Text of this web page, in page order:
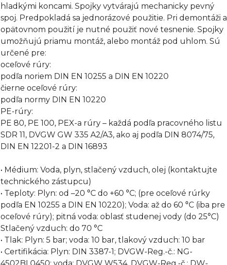
hladkými koncami. Spojky vytvárajú mechanicky pevný
spoj. Predpokladá sa jednorázové použitie. Pri demontáži a
opätovnom použití je nutné použiť nové tesnenie. Spojky
umožňujú priamu montáž, alebo montáž pod uhlom. Sú
určené pre:
oceľové rúry:
podľa noriem DIN EN 10255 a DIN EN 10220
čierne oceľové rúry:
podľa normy DIN EN 10220
PE-rúry:
PE 80, PE 100, PEX-a rúry – každá podľa pracovného listu
SDR 11, DVGW GW 335 A2/A3, ako aj podľa DIN 8074/75,
DIN EN 12201-2 a DIN 16893
• Médium: Voda, plyn, stlačený vzduch, olej (kontaktujte
technického zástupcu)
• Teploty: Plyn: od –20 °C do +60 °C; (pre oceľové rúrky
podľa EN 10255 a DIN EN 10220); Voda: až do 60 °C (iba pre
oceľové rúry); pitná voda: oblasť studenej vody (do 25°C)
Stlačený vzduch: do 70 °C
• Tlak: Plyn: 5 bar; voda: 10 bar, tlakový vzduch: 10 bar
• Certifikácia: Plyn: DIN 3387-1; DVGW-Reg.-č.: NG-